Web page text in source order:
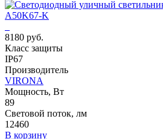
8180 руб.
Класс защиты
IP67
Производитель
VIRONA
Мощность, Вт
89
Световой поток, лм
12460
В корзину